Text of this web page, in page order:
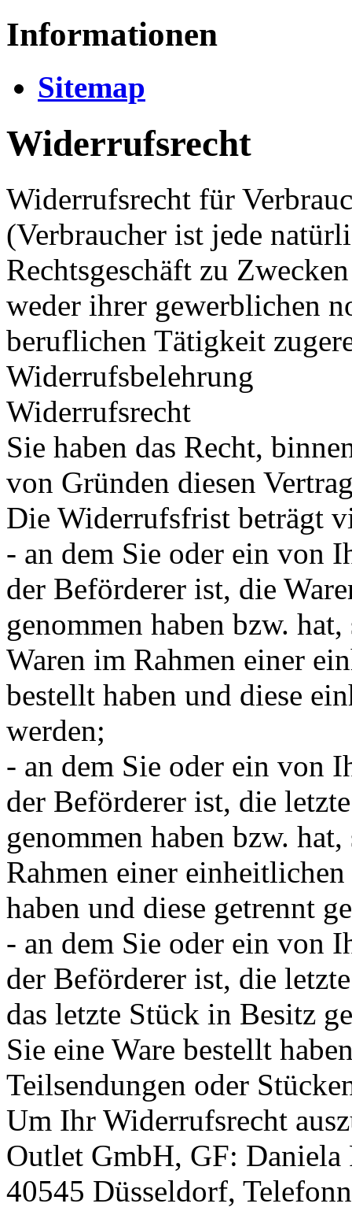
Informationen
Sitemap
Widerrufsrecht
Widerrufsrecht für
(Verbraucher ist jede
Rechtsgeschäft zu
weder ihrer gewerblichen
beruflichen Tätigkeit
Widerrufsbelehrung
Widerrufsrecht
Sie haben das Recht,
von Gründen diesen
Die Widerrufsfrist beträgt
- an dem Sie oder ein von
der Beförderer ist, die
genommen haben bzw.
Waren im Rahmen einer
bestellt haben und diese
werden;
- an dem Sie oder ein von
der Beförderer ist, die
genommen haben bzw.
Rahmen einer
haben und diese getrennt
- an dem Sie oder ein von
der Beförderer ist, die
das letzte Stück in Besitz
Sie eine Ware bestellt
Teilsendungen oder
Um Ihr Widerrufsrecht
Outlet GmbH, GF:
40545 Düsseldorf,